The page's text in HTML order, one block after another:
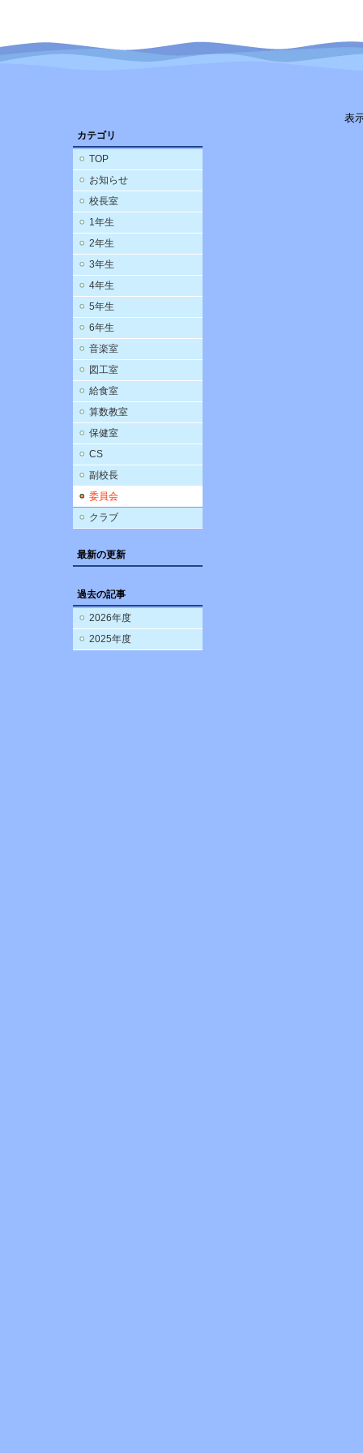
カテゴリ
TOP
お知らせ
校長室
1年生
2年生
3年生
4年生
5年生
6年生
音楽室
図工室
給食室
算数教室
保健室
CS
副校長
委員会
クラブ
最新の更新
過去の記事
2026年度
2025年度
表